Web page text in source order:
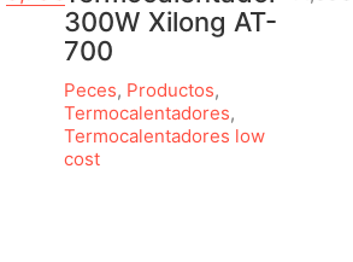
300W Xilong AT-
700
Peces, Productos,
Termocalentadores,
Termocalentadores low
cost